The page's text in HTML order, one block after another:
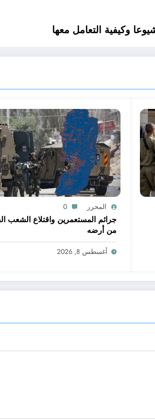
وكيفية التعامل معها
المحرر 0
جرائم المستعمرين واقتلاع الشعب
من أرضه
أغسطس 8, 2026